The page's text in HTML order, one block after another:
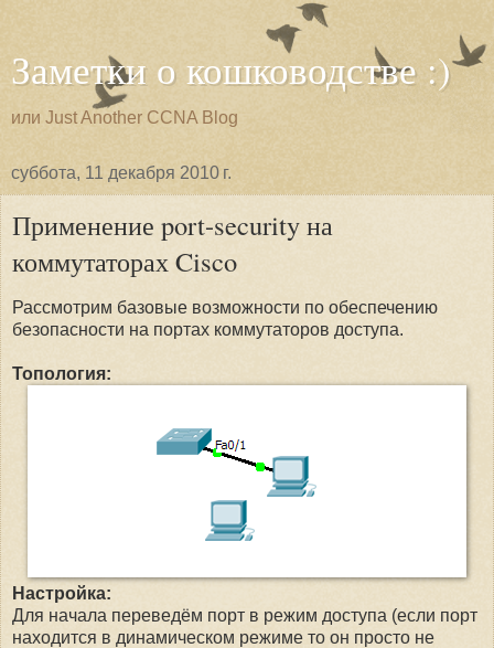
Заметки о кошководстве :)
или Just Another CCNA Blog
суббота, 11 декабря 2010 г.
Применение port-security на
коммутаторах Cisco
Рассмотрим базовые возможности по обеспечению
безопасности на портах коммутаторов доступа.
Топология:
Настройка:
Для начала переведём порт в режим доступа (если порт
находится в динамическом режиме то он просто не